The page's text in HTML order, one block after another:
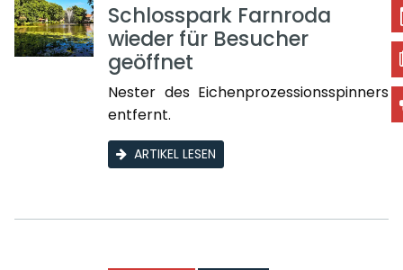
Schlosspark Farnroda
wieder für Besucher
geöffnet
Nester des Eichenprozessionsspinners
entfernt.
ARTIKEL LESEN